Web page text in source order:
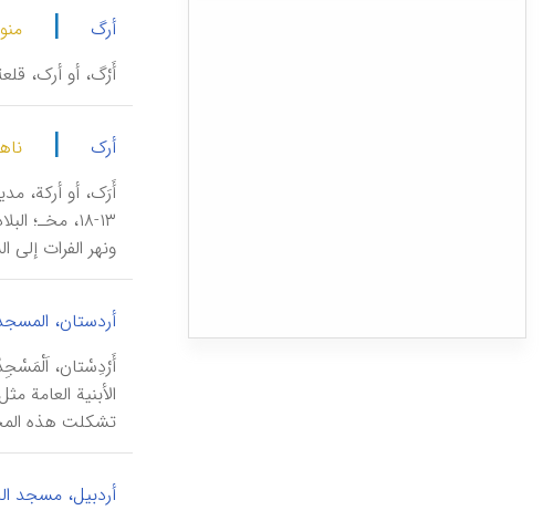
أرگ |
أَرْگ، أو أرک،
أرک |
ونهر الفرات إلی
أردستان،
أَرْدِسْتان،
الأبنیة
تشکلت هذه
أردبیل، مسجد